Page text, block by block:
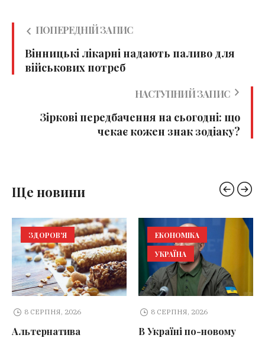
ПОПЕРЕДНІЙ ЗАПИС
Вінницькі лікарні надають паливо для
військових потреб
НАСТУПНИЙ ЗАПИС
Зіркові передбачення на сьогодні: що
чекає кожен знак зодіаку?
Ще новини
ЗДОРОВ'Я
8 СЕРПНЯ, 2026
Альтернатива
ЕКОНОМІКА
УКРАЇНА
8 СЕРПНЯ, 2026
В Україні по-новому